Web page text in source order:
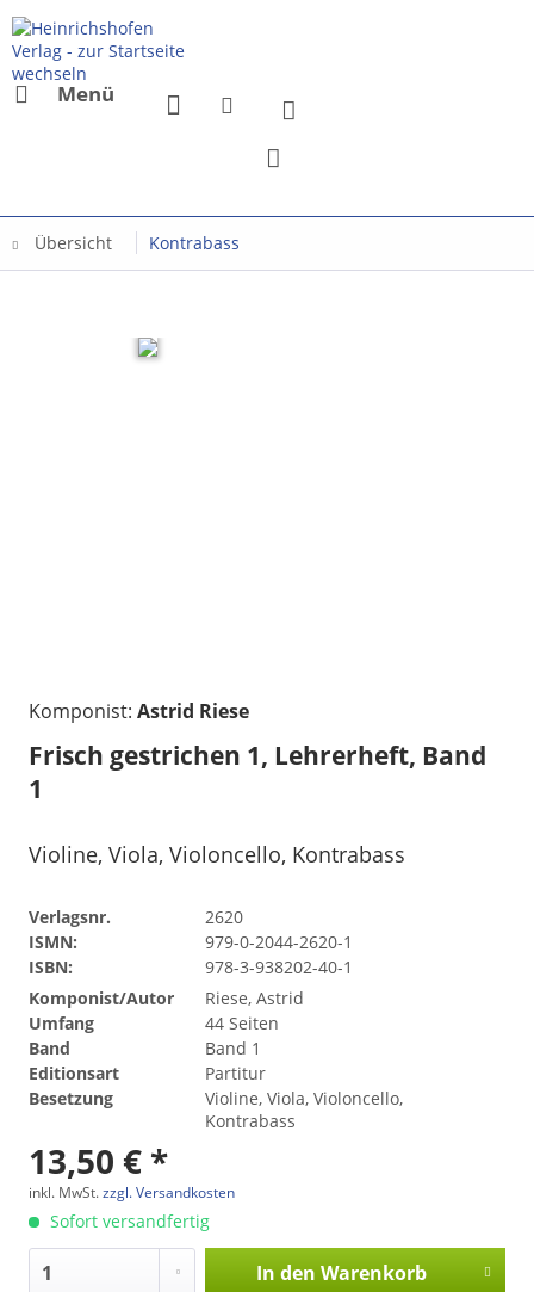
Menü
Übersicht Kontrabass
Komponist: Astrid Riese
Frisch gestrichen 1, Lehrerheft, Band
1
Violine, Viola, Violoncello, Kontrabass
Verlagsnr.
2620
ISMN:
979-0-2044-2620-1
ISBN:
978-3-938202-40-1
Komponist/Autor
Riese, Astrid
Umfang
44 Seiten
Band
Band 1
Editionsart
Partitur
Besetzung
Violine, Viola, Violoncello,
Kontrabass
13,50 € *
inkl. MwSt.zzgl. Versandkosten
Sofort versandfertig
In den Warenkorb